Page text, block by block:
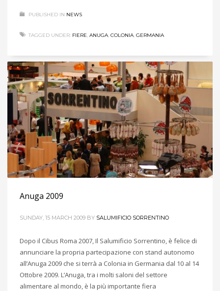
PUBLISHED IN NEWS
TAGGED UNDER: FIERE, ANUGA, COLONIA, GERMANIA
Anuga 2009
SUNDAY, 15 MARCH 2009 BY SALUMIFICIO SORRENTINO
Dopo il Cibus Roma 2007, Il Salumificio Sorrentino, è felice di
annunciare la propria partecipazione con stand autonomo
all’Anuga 2009 che si terrà a Colonia in Germania dal 10 al 14
Ottobre 2009. L’Anuga, tra i molti saloni del settore
alimentare al mondo, è la più importante fiera